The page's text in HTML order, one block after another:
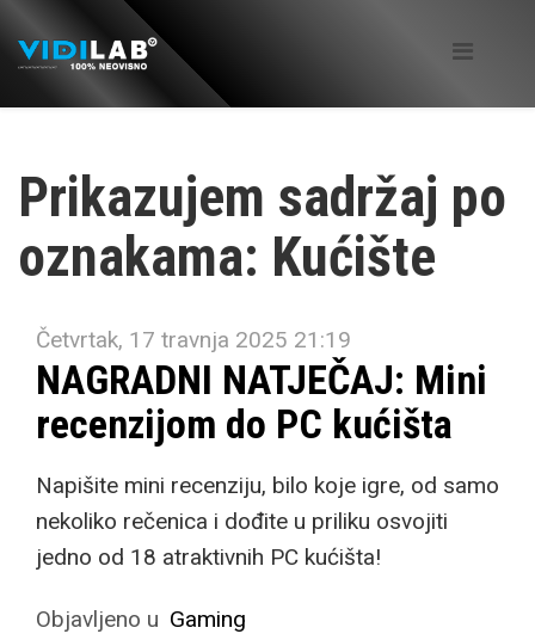
Prikazujem sadržaj po
oznakama: Kućište
Četvrtak, 17 travnja 2025 21:19
NAGRADNI NATJEČAJ: Mini
recenzijom do PC kućišta
Napišite mini recenziju, bilo koje igre, od samo
nekoliko rečenica i dođite u priliku osvojiti
jedno od 18 atraktivnih PC kućišta!
Objavljeno u Gaming